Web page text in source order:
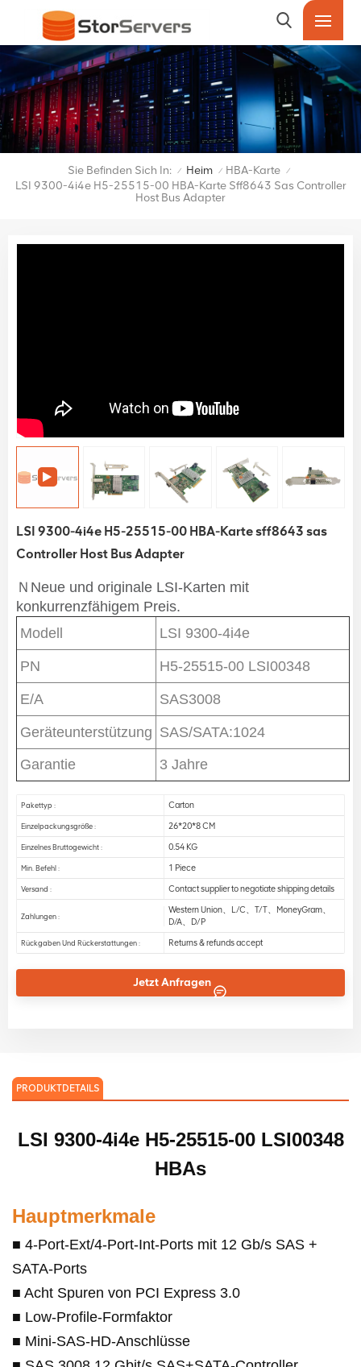
Sie Befinden Sich In: / Heim / HBA-Karte /
LSI 9300-4i4e H5-25515-00 HBA-Karte Sff8643 Sas Controller
Host Bus Adapter
LSI 9300-4i4e H5-25515-00 HBA-Karte sff8643 sas
Controller Host Bus Adapter
ＮNeue und originale LSI-Karten mit
konkurrenzfähigem Preis.
Modell
LSI 9300-4i4e
PN H5-25515-00 LSI00348
E/A SAS3008
Geräteunterstützung SAS/SATA:1024
Garantie
3 Jahre
Pakettyp : Carton
Einzelpackungsgröße : 26*20*8 CM
Einzelnes Bruttogewicht : 0.54 KG
Min. Befehl : 1 Piece
Versand : Contact supplier to negotiate shipping details
Zahlungen :
Western Union、L/C、T/T、MoneyGram、
D/A、D/P
Rückgaben Und Rückerstattungen : Returns & refunds accept
Jetzt Anfragen
PRODUKTDETAILS
LSI 9300-4i4e H5-25515-00 LSI00348
HBAs
Hauptmerkmale
■ 4-Port-Ext/4-Port-Int-Ports mit 12 Gb/s SAS +
SATA-Ports
■ Acht Spuren von PCI Express 3.0
■ Low-Profile-Formfaktor
■ Mini-SAS-HD-Anschlüsse